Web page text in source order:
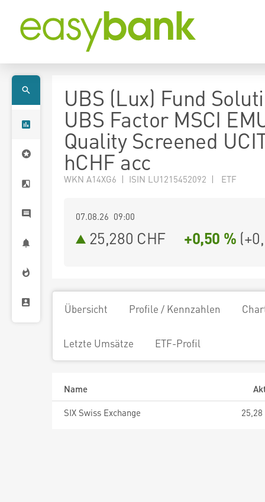
UBS (Lux) Fund
UBS Factor MSCI
Quality Screened
hCHF acc
WKN A14XG6 | ISIN LU1215452092 | ETF
07.08.26 09:00
25,280 CHF +0,50 % (
Übersicht Profile / Kennzahlen
Letzte Umsätze ETF-Profil
Name
SIX Swiss Exchange
25,28